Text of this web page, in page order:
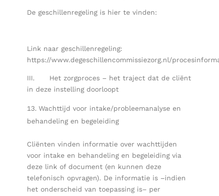
De geschillenregeling is hier te vinden:
Link naar geschillenregeling:
https://www.degeschillencommissiezorg.nl/
III. Het zorgproces – het traject dat de cliënt
in deze instelling doorloopt
Wachttijd voor intake/probleemanalyse en
behandeling en begeleiding
Cliënten vinden informatie over wachttijden
voor intake en behandeling en begeleiding via
deze link of document (en kunnen deze
telefonisch opvragen). De informatie is –indien
het onderscheid van toepassing is– per